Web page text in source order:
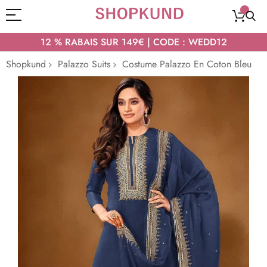
12 % RABAIS SUR 149€ | CODE : WEDD12
Shopkund
Palazzo Suits Costume Palazzo En Coton Bleu